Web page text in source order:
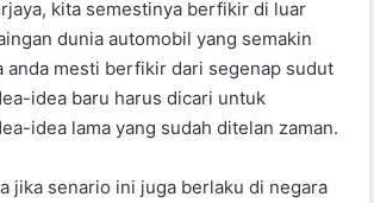
kita semestinya berfikir di luar
dunia automobil yang semakin
anda mesti berfikir dari segenap sudut
idea baru harus dicari untuk
idea lama yang sudah ditelan zaman.
jika senario ini juga berlaku di negara